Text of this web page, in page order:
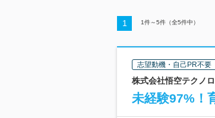
1 1件～5件（全5件中）
志望動機・自己PR不要
株式会社悟空テクノ
未経験97%！